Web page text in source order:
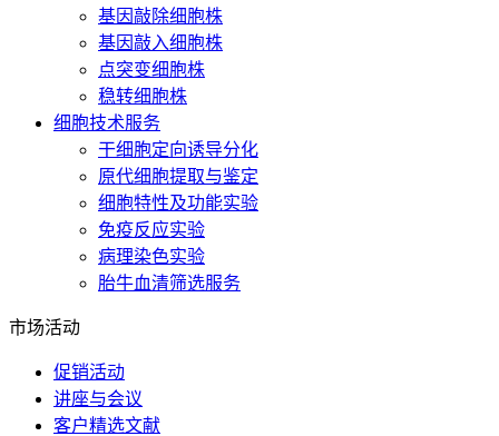
基因敲除细胞株
基因敲入细胞株
点突变细胞株
稳转细胞株
细胞技术服务
干细胞定向诱导分化
原代细胞提取与鉴定
细胞特性及功能实验
免疫反应实验
病理染色实验
胎牛血清筛选服务
市场活动
促销活动
讲座与会议
客户精选文献